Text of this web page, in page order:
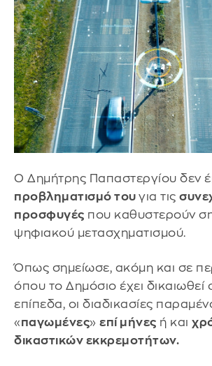
Ο Δημήτρης Παπαστεργίου δεν
προβληματισμό του για τις
προσφυγές που καθυστερούν
ψηφιακού μετασχηματισμού.
Όπως σημείωσε, ακόμη και σε
όπου το Δημόσιο έχει
επίπεδα, οι διαδικασίες
«παγωμένες» επί μήνες ή και
δικαστικών εκκρεμοτήτων.